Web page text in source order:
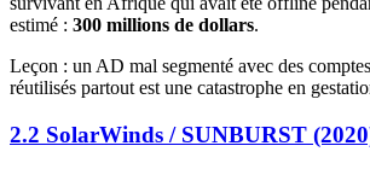
estimé : 300 millions de dollars.
Leçon : un AD mal segmenté avec des
réutilisés partout est une catastrophe en
2.2 SolarWinds / SUNBURST